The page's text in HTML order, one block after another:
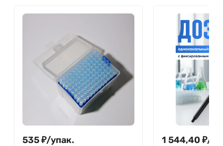
535₽/упак. 1 544,40 ₽/